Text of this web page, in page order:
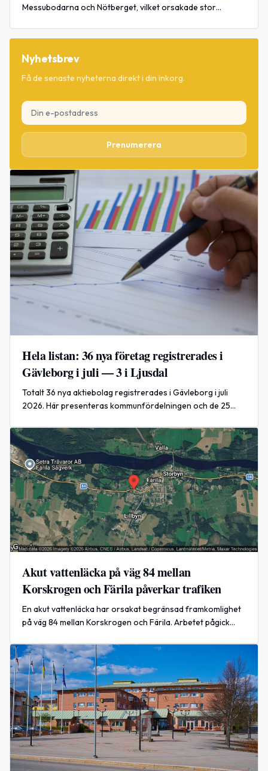
Messubodarna och Nötberget, vilket orsakade stor
Nyhetsbrev
Få de senaste nyheterna direkt i din inkorg.
Prenumerera
Hela listan: 36 nya företag registrerades i
Gävleborg i juli — 3 i Ljusdal
Totalt 36 nya aktiebolag registrerades i Gävleborg i juli
2026. Här presenteras kommunfördelningen och de 25
Akut vattenläcka på väg 84 mellan
Korskrogen och Färila påverkar trafiken
En akut vattenläcka har orsakat begränsad framkomlighet
på väg 84 mellan Korskrogen och Färila. Arbetet pågick